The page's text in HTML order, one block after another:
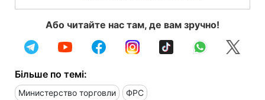
Або читайте нас там, де вам зручно!
Більше по темі:
Министерство торговли ФРС